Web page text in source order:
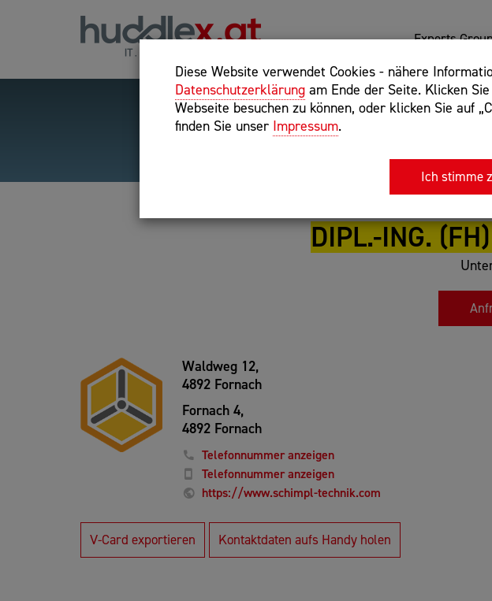
Diese Website verwendet Cookies - nähere
Datenschutzerklärung am Ende der Seite. Klicken
Webseite besuchen zu können, oder klicken Sie auf
finden Sie unser Impressum.
Ich stimme
Experts
Hilfreiche Suchparameter: Begriff einschließen:
Exakter Suchbegriff: "internet of things"
DIPL.-ING.
Waldweg 12,
4892 Fornach
Fornach 4,
4892 Fornach
Telefonnummer anzeigen
Telefonnummer anzeigen
https://www.schimpl-technik.com
V-Card exportieren Kontaktdaten aufs Handy holen